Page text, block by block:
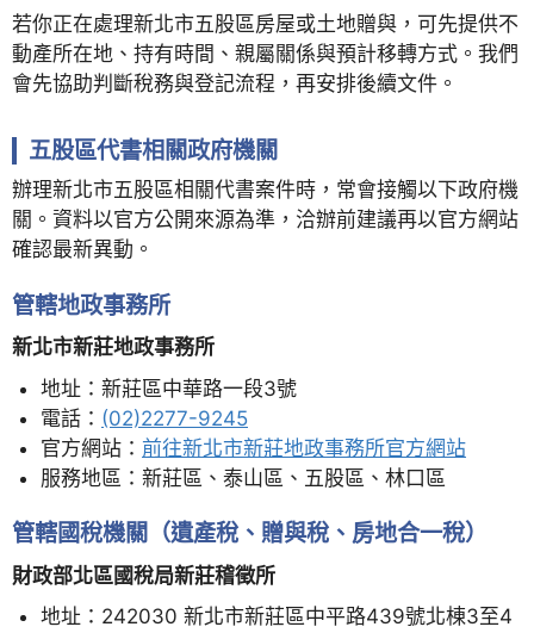
若你正在處理新北市五股區房屋或土地贈與，可先提供不
動產所在地、持有時間、親屬關係與預計移轉方式。我們
會先協助判斷稅務與登記流程，再安排後續文件。
五股區代書相關政府機關
辦理新北市五股區相關代書案件時，常會接觸以下政府機
關。資料以官方公開來源為準，洽辦前建議再以官方網站
確認最新異動。
管轄地政事務所
新北市新莊地政事務所
地址：新莊區中華路一段3號
電話： (02)2277-9245
官方網站： 前往新北市新莊地政事務所官方網站
服務地區：新莊區、泰山區、五股區、林口區
管轄國稅機關（遺產稅、贈與稅、房地合一稅）
財政部北區國稅局新莊稽徵所
地址：242030 新北市新莊區中平路439號北棟3至4